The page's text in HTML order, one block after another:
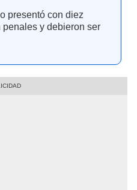
presentó con diez
penales y debieron ser